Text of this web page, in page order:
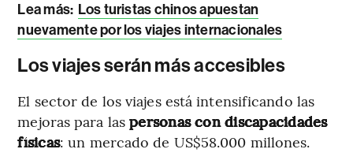
Lea más: Los turistas chinos apuestan
nuevamente por los viajes internacionales
Los viajes serán más accesibles
El sector de los viajes está intensificando las
mejoras para laspersonas con discapacidades
físicas: un mercado de US$58.000 millones.